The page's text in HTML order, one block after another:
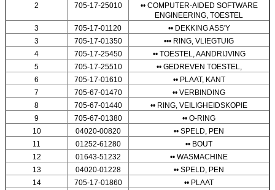
2
705-17-25010
•• COMPUTER-AIDED SOFTWARE
ENGINEERING, TOESTEL
3
705-17-01120
•• DEKKING ASS'Y
3
705-17-01350
••• RING, VLIEGTUIG
4
705-17-25450
•• TOESTEL, AANDRIJVING
5
705-17-25510
•• GEDREVEN TOESTEL,
6
705-17-01610
•• PLAAT, KANT
7
705-67-01470
•• VERBINDING
8
705-67-01440
•• RING, VEILIGHEIDSKOPIE
9
705-67-01380
•• O-RING
10
04020-00820
•• SPELD, PEN
11
01252-61280
•• BOUT
12
01643-51232
•• WASMACHINE
13
04020-01228
•• SPELD, PEN
14
705-17-01860
•• PLAAT